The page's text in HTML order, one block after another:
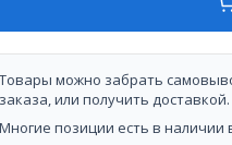
Товары можно забрать
заказа, или получить доставкой.
Многие позиции есть в